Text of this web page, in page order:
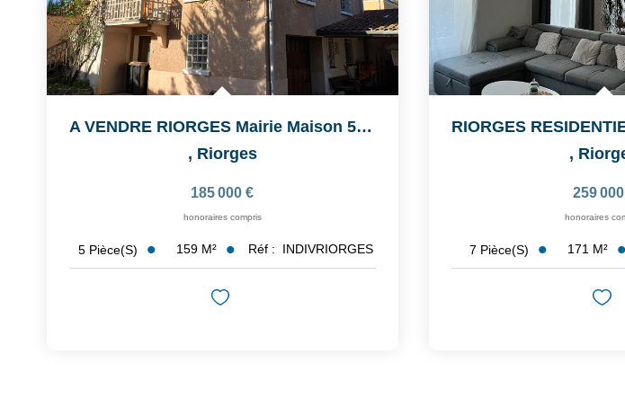
A VENDRE RIORGES Mairie Maison 5 Pièce(s) 159.35 M2
, Riorges
185 000 €
honoraires compris
5 Pièce(s) 159 M² Réf : INDIVRIORGES
,
259
honoraires
7 Pièce(s) 171 M²